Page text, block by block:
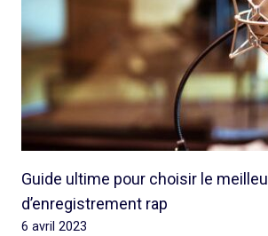
Guide ultime pour choisir le
d’enregistrement rap
6 avril 2023